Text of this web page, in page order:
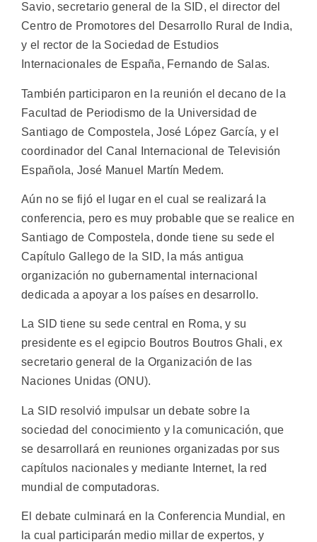
Savio, secretario general de la SID, el director del
Centro de Promotores del Desarrollo Rural de India,
y el rector de la Sociedad de Estudios
Internacionales de España, Fernando de Salas.
También participaron en la reunión el decano de la
Facultad de Periodismo de la Universidad de
Santiago de Compostela, José López García, y el
coordinador del Canal Internacional de Televisión
Española, José Manuel Martín Medem.
Aún no se fijó el lugar en el cual se realizará la
conferencia, pero es muy probable que se realice en
Santiago de Compostela, donde tiene su sede el
Capítulo Gallego de la SID, la más antigua
organización no gubernamental internacional
dedicada a apoyar a los países en desarrollo.
La SID tiene su sede central en Roma, y su
presidente es el egipcio Boutros Boutros Ghali, ex
secretario general de la Organización de las
Naciones Unidas (ONU).
La SID resolvió impulsar un debate sobre la
sociedad del conocimiento y la comunicación, que
se desarrollará en reuniones organizadas por sus
capítulos nacionales y mediante Internet, la red
mundial de computadoras.
El debate culminará en la Conferencia Mundial, en
la cual participarán medio millar de expertos, y